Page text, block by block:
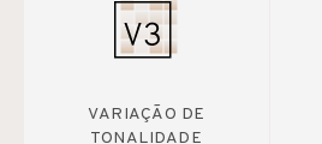
VARIAÇÃO DE
TONALIDADE